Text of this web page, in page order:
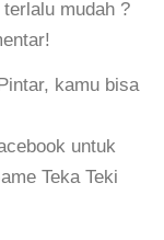
mudah ?
kamu bisa
untuk
Teka Teki